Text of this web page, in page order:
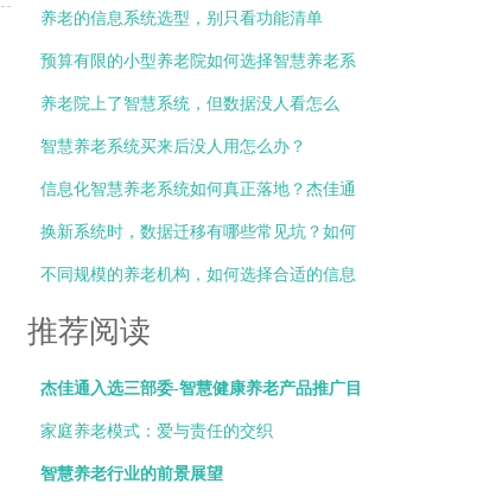
关注什么？
养老的信息系统选型，别只看功能清单
预算有限的小型养老院如何选择智慧养老系
统？
养老院上了智慧系统，但数据没人看怎么
办？
智慧养老系统买来后没人用怎么办？
信息化智慧养老系统如何真正落地？杰佳通
总结三大关键点
换新系统时，数据迁移有哪些常见坑？如何
避免？
不同规模的养老机构，如何选择合适的信息
化部署方式？
推荐阅读
杰佳通入选三部委-智慧健康养老产品推广目
录
家庭养老模式：爱与责任的交织
智慧养老行业的前景展望